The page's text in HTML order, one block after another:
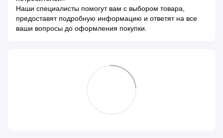
Наши специалисты помогут вам с выбором товара,
предоставят подробную информацию и ответят на все
ваши вопросы до оформления покупки.